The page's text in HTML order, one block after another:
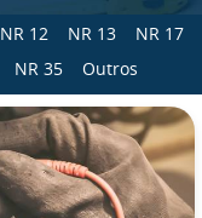
NR 12 NR 13
NR 17
NR 35 Outros